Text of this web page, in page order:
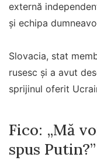
externă
şi echipa
Slovacia, stat
rusesc și a avut
sprijinul oferit
Fico: „Mă
spus Putin?”